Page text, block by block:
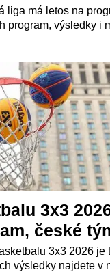
liga má letos na
program, výsledky i
3x3
české
3x3 2026 je
výsledky najdete v